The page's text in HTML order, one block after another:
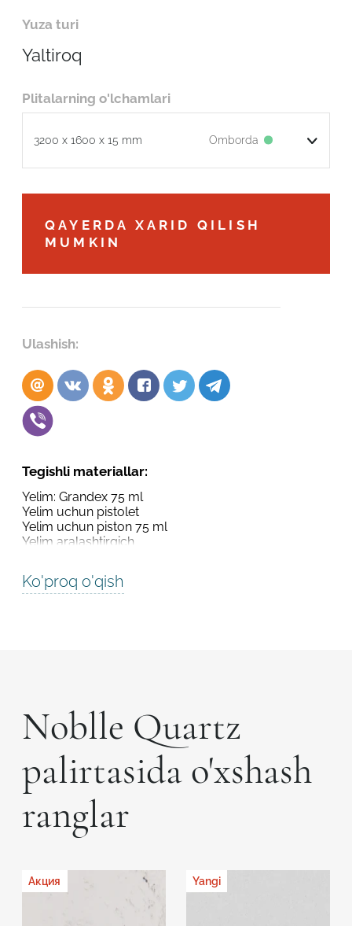
Yuza turi
Yaltiroq
Plitalarning o'lchamlari
3200 x 1600 x 15 mm Omborda
QAYERDA XARID QILISH
MUMKIN
Ulashish:
Tegishli materiallar:
Yelim: Grandex 75 ml
Yelim uchun pistolet
Yelim uchun piston 75 ml
Yelim aralashtirgich
Ko'proq o'qish
Noblle Quartz
palirtasida o'xshash
ranglar
Акция Yangi
Robot emasligingizni tasdiqlang
ARIZANI YUBORISH
Robot emasligingizni tasdiqlang